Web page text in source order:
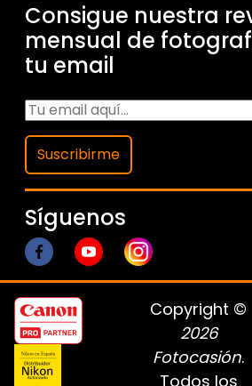
Consigue nuestra
mensual de
tu email
Suscribirme
Síguenos
Copyright ©
2026
Fotocasión.
Todos los